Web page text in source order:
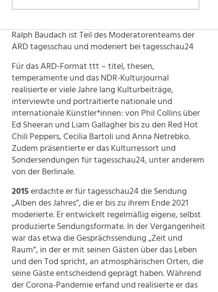
Ralph Baudach ist Teil des Moderatorenteams der
ARD tagesschau und moderiert bei tagesschau24
Für das ARD-Format ttt – titel, thesen,
temperamente und das NDR-Kulturjournal
realisierte er viele Jahre lang Kulturbeiträge,
interviewte und portraitierte nationale und
internationale Künstler*innen: von Phil Collins über
Ed Sheeran und Liam Gallagher bis zu den Red Hot
Chili Peppers, Cecilia Bartoli und Anna Netrebko.
Zudem präsentierte er das Kulturressort und
Sondersendungen für tagesschau24, unter anderem
von der Berlinale.
2015erdachte er für tagesschau24 die Sendung
„Alben des Jahres”, die er bis zu ihrem Ende 2021
moderierte. Er entwickelt regelmäßig eigene, selbst
produzierte Sendungsformate. In der Vergangenheit
war das etwa die Gesprächssendung „Zeit und
Raum”, in der er mit seinen Gästen über das Leben
und den Tod spricht, an atmosphärischen Orten, die
seine Gäste entscheidend geprägt haben. Während
der Corona-Pandemie erfand und realisierte er das